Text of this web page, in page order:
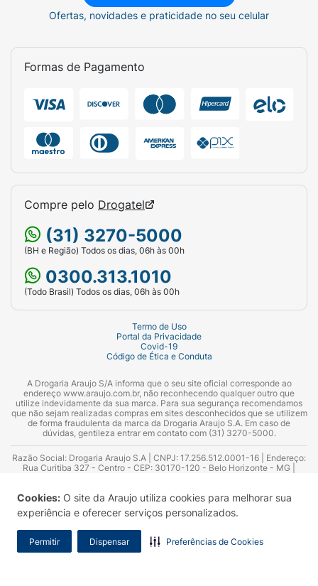
Cookies: O site da Araujo utiliza cookies para melhorar sua
experiência e oferecer serviços personalizados.
Permitir Dispensar Preferências de Cookies
Ofertas, novidades e praticidade no seu celular
Formas de Pagamento
Compre pelo Drogatel
(31) 3270-5000
(BH e Região) Todos os dias, 06h às 00h
0300.313.1010
(Todo Brasil) Todos os dias, 06h às 00h
Termo de Uso
Portal da Privacidade
Covid-19
Código de Ética e Conduta
A Drogaria Araujo S/A informa que o seu site oficial corresponde ao
endereço www.araujo.com.br, não reconhecendo qualquer outro que
utilize indevidamente da sua marca. Para sua segurança recomendamos
que não sejam realizadas compras em sites desconhecidos que se utilizem
de forma fraudulenta da marca da Drogaria Araujo S.A. Em caso de
dúvidas, gentileza entrar em contato com (31) 3270-5000.
Razão Social: Drogaria Araujo S.A | CNPJ: 17.256.512.0001-16 | Endereço:
Rua Curitiba 327 - Centro - CEP: 30170-120 - Belo Horizonte - MG |
Azevedo Guimarães – CRF 10.965 | Yasmin Silva Alvarenga – CRF 52.584 -
Consultor substituto: Thiago Aguiar Pinheiro - CRF Nº 13.748. Alvará
Sanitário: 2025020713 | Autorização de Funcionamento da Empresa (AFE):